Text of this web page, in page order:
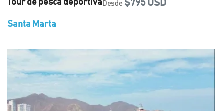
Tour de pesca deportiva Desde $795 USD
Santa Marta